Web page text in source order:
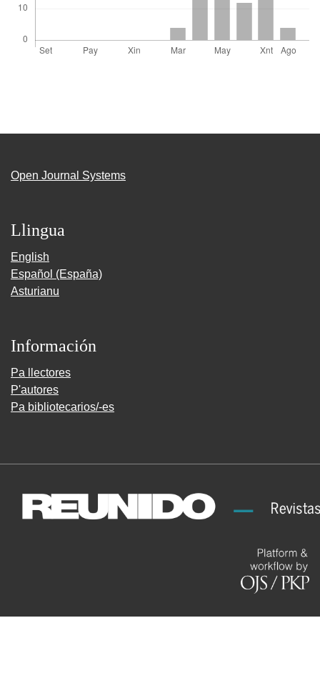
Open Journal Systems
Llingua
English
Español (España)
Asturianu
Información
Pa llectores
P'autores
Pa bibliotecarios/-es